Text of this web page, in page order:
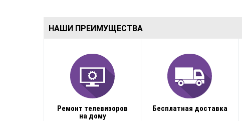
НАШИ ПРЕИМУЩЕСТВА
Ремонт телевизоров
на дому
Бесплатная доставка